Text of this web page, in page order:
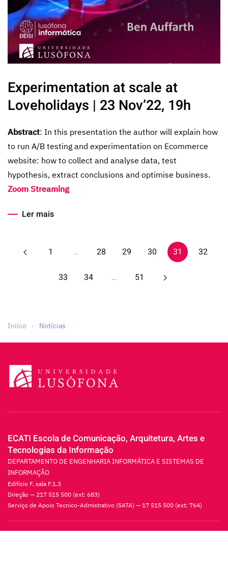
Experimentation at scale at
Loveholidays | 23 Nov’22, 19h
Abstract: In this presentation the author will explain how
to run A/B testing and experimentation on Ecommerce
website: how to collect and analyse data, test
hypothesis, extract conclusions and optimise business.
Zoom Streaming
Ler mais
1 … 28 29 30 31 32
33 34 … 51
Início Notícias
ECATI Escola de Comunicação, Arquitetura, Artes e
Tecnologias da Informação
DEPARTAMENTO DE ENGENHARIA INFORMÁTICA E SISTEMAS DE
INFORMAÇÃO
Edifício F, sala F.1.3
Direção — 217 515 500 (ext: 683)
Serviço de Apoio Tecnico-Admistrativo (SATA) — 17 515 500 (ext: 764)